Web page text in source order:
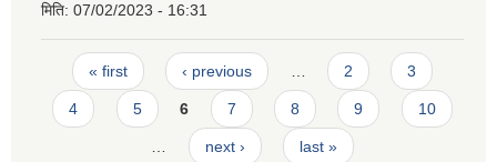
मिति: 07/02/2023 - 16:31
Pages
« first ‹ previous 2 3
4 5 6 7 8 9 10
next › last »